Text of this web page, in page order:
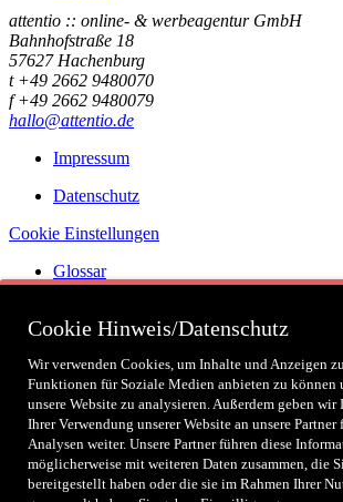
attentio :: online- & werbeagentur GmbH
Bahnhofstraße 18
57627 Hachenburg
t +49 2662 9480070
f +49 2662 9480079
hallo@attentio.de
Impressum
Datenschutz
Cookie Einstellungen
Glossar
Social
Partner
Cookie Hinweis/Datenschutz
Wir verwenden Cookies, um Inhalte und Anzeigen
Funktionen für Soziale Medien anbieten zu können
unsere Website zu analysieren. Außerdem geben
Ihrer Verwendung unserer Website an unsere
Analysen weiter. Unsere Partner führen diese
möglicherweise mit weiteren Daten zusammen, die
bereitgestellt haben oder die sie im Rahmen Ihrer